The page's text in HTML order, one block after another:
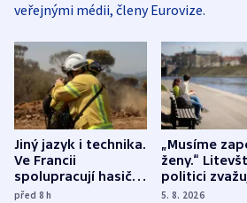
veřejnými médii, členy Eurovize.
Jiný jazyk i technika.
Ve Francii
spolupracují hasiči z
různých zemí
před 8h
„Musíme
ženy.“
politici
dohodu o
5. 8. 2026